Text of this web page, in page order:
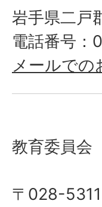
岩手県二戸
電話番号
メールでの
教育委員
〒028-5311